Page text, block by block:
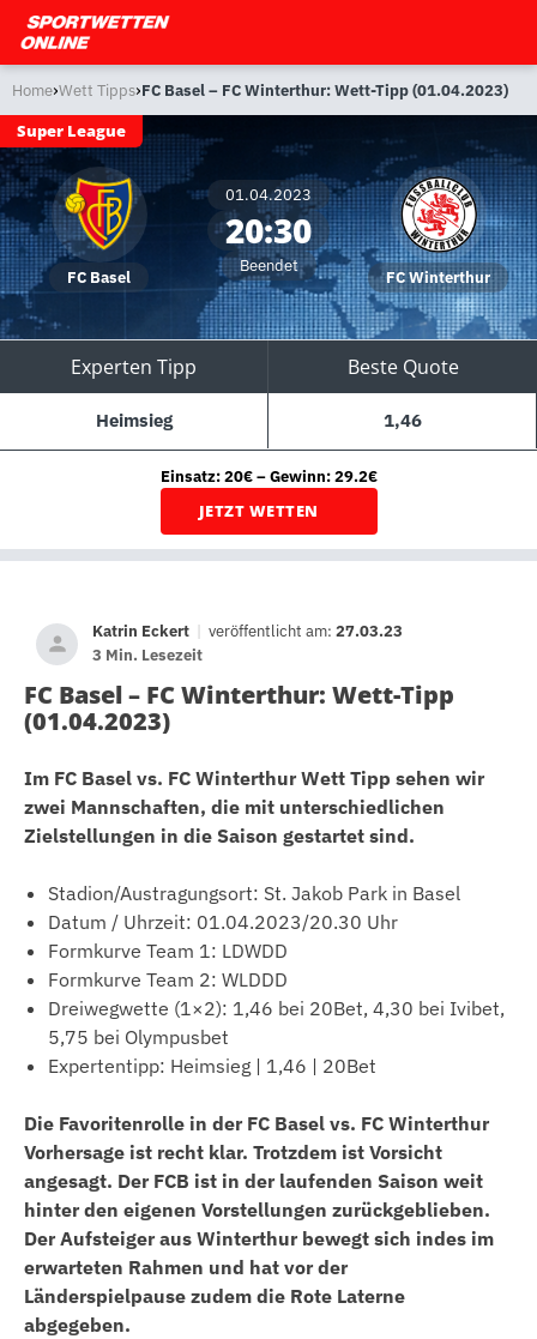
Home›Wett Tipps›FC Basel – FC Winterthur: Wett-Tipp (01.04.2023)
Super League
FC Basel
01.04.2023
20:30
Beendet
FC Winterthur
Experten Tipp Beste Quote
Heimsieg 1,46
Einsatz: 20€ – Gewinn: 29.2€
JETZT WETTEN
Katrin Eckert | veröffentlicht am: 27.03.23
3 Min. Lesezeit
FC Basel – FC Winterthur: Wett-Tipp
(01.04.2023)
Im FC Basel vs. FC Winterthur Wett Tipp sehen wir
zwei Mannschaften, die mit unterschiedlichen
Zielstellungen in die Saison gestartet sind.
Stadion/Austragungsort: St. Jakob Park in Basel
Datum / Uhrzeit: 01.04.2023/20.30 Uhr
Formkurve Team 1: LDWDD
Formkurve Team 2: WLDDD
Dreiwegwette (1×2): 1,46 bei 20Bet, 4,30 bei Ivibet,
5,75 bei Olympusbet
Expertentipp: Heimsieg | 1,46 | 20Bet
Die Favoritenrolle in der FC Basel vs. FC Winterthur
Vorhersage ist recht klar. Trotzdem ist Vorsicht
angesagt. Der FCB ist in der laufenden Saison weit
hinter den eigenen Vorstellungen zurückgeblieben.
Der Aufsteiger aus Winterthur bewegt sich indes im
erwarteten Rahmen und hat vor der
Länderspielpause zudem die Rote Laterne
abgegeben.